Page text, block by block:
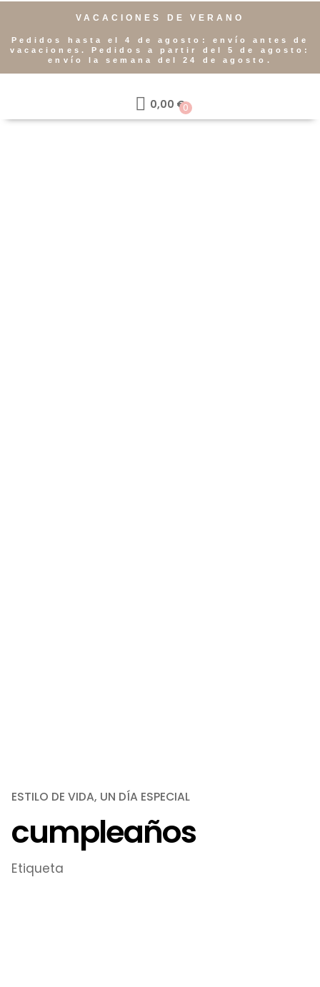
VACACIONES DE VERANO
Pedidos hasta el 4 de agosto: envío antes de
vacaciones. Pedidos a partir del 5 de agosto:
envío la semana del 24 de agosto.
0,00 €0
ESTILO DE VIDA UN DÍA ESPECIAL
cumpleaños
Etiqueta